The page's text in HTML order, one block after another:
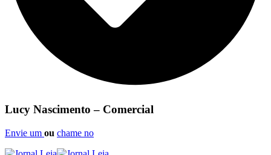
Lucy Nascimento – Comercial
Envie um ou chame no